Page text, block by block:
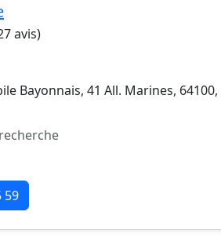
avis)
Bayonnais, 41 All. Marines, 64100,
59